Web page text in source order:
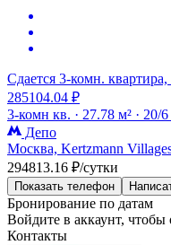
Сдается 3-комн. квартира,
285104.04 ₽
3-комн кв. · 27.78 м² · 20/
Депо
Москва, Kertzmann
294813.16 ₽/сутки
Показать телефон
Бронирование по датам
Войдите в аккаунт, чтобы
Контакты